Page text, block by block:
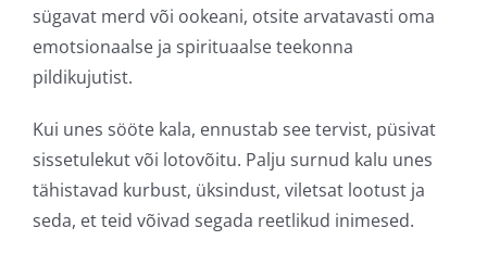
sügavat merd või ookeani, otsite arvatavasti oma
emotsionaalse ja spirituaalse teekonna
pildikujutist.
Kui unes sööte kala, ennustab see tervist, püsivat
sissetulekut või lotovõitu. Palju surnud kalu unes
tähistavad kurbust, üksindust, viletsat lootust ja
seda, et teid võivad segada reetlikud inimesed.